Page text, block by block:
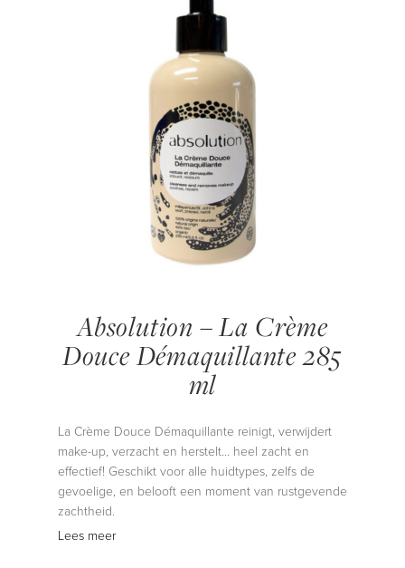
Absolution – La Crème
Douce Démaquillante 285
ml
La Crème Douce Démaquillante reinigt, verwijdert
make-up, verzacht en herstelt… heel zacht en
effectief! Geschikt voor alle huidtypes, zelfs de
gevoelige, en belooft een moment van rustgevende
zachtheid.
Lees meer